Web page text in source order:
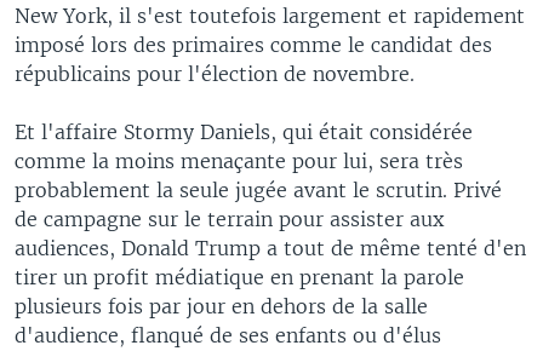
New York, il s'est toutefois largement et rapidement
imposé lors des primaires comme le candidat des
républicains pour l'élection de novembre.
Et l'affaire Stormy Daniels, qui était considérée
comme la moins menaçante pour lui, sera très
probablement la seule jugée avant le scrutin. Privé
de campagne sur le terrain pour assister aux
audiences, Donald Trump a tout de même tenté d'en
tirer un profit médiatique en prenant la parole
plusieurs fois par jour en dehors de la salle
d'audience, flanqué de ses enfants ou d'élus